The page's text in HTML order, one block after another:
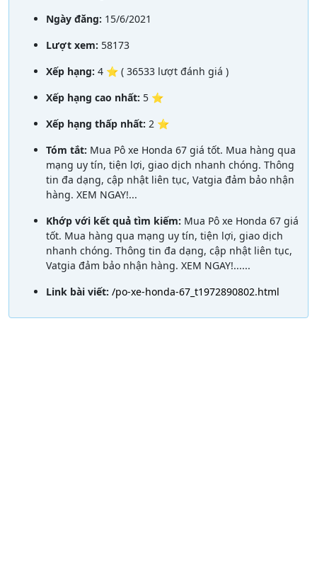
Ngày đăng: 15/6/2021
Lượt xem: 58173
Xếp hạng: 4 ⭐ ( 36533 lượt đánh giá )
Xếp hạng cao nhất: 5 ⭐
Xếp hạng thấp nhất: 2 ⭐
Tóm tắt: Mua Pô xe Honda 67 giá tốt. Mua hàng qua
mạng uy tín, tiện lợi, giao dịch nhanh chóng. Thông
tin đa dạng, cập nhật liên tục, Vatgia đảm bảo nhận
hàng. XEM NGAY!...
Khớp với kết quả tìm kiếm: Mua Pô xe Honda 67 giá
tốt. Mua hàng qua mạng uy tín, tiện lợi, giao dịch
nhanh chóng. Thông tin đa dạng, cập nhật liên tục,
Vatgia đảm bảo nhận hàng. XEM NGAY!......
Link bài viết: /po-xe-honda-67_t1972890802.html